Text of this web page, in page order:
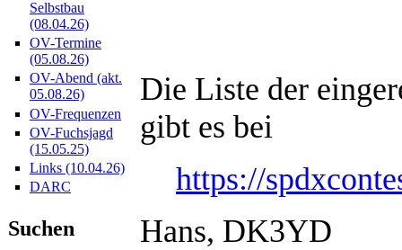
Selbstbau
(08.04.26)
OV-Termine
(05.08.26)
OV-Abend (akt.
05.08.26)
OV-Frequenzen
OV-Fuchsjagd
(15.05.25)
Links (10.04.26)
DARC
Suchen
Die Liste der
gibt es bei
https://
Hans, DK3YD